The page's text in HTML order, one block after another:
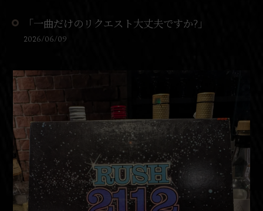
「一曲だけのリクエスト大丈夫ですか?」
2026/06/09